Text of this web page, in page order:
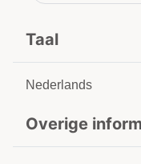
Taal
Nederlands
Overige